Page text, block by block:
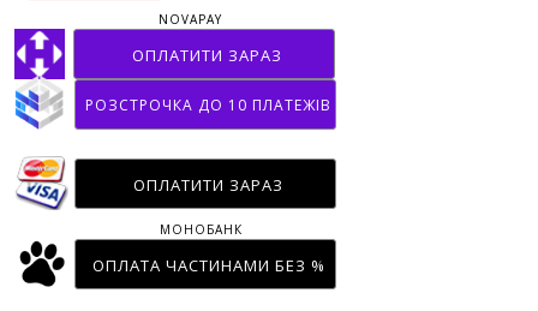
ОПЛАТИТИ ЗАРАЗ
NOVAPAY
РОЗСТРОЧКА ДО 10 ПЛАТЕЖІВ
ОПЛАТИТИ ЗАРАЗ
ОПЛАТА ЧАСТИНАМИ БЕЗ %
МОНОБАНК